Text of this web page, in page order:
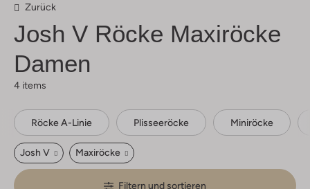
Zurück
Josh V Röcke Maxiröcke
Damen
4 items
Röcke A-Linie Plisseeröcke Miniröcke
Josh V Maxiröcke
Filtern und sortieren